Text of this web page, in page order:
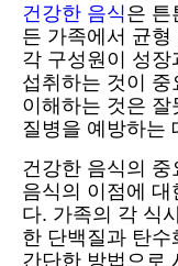
건강한 음식은 튼
든 가족에서 균형
각 구성원이 성
섭취하는 것이
이해하는 것은
질병을 예방하는
건강한 음식의
음식의 이점에 대
다. 가족의 각 식
한 단백질과 탄
간단한 방법으로